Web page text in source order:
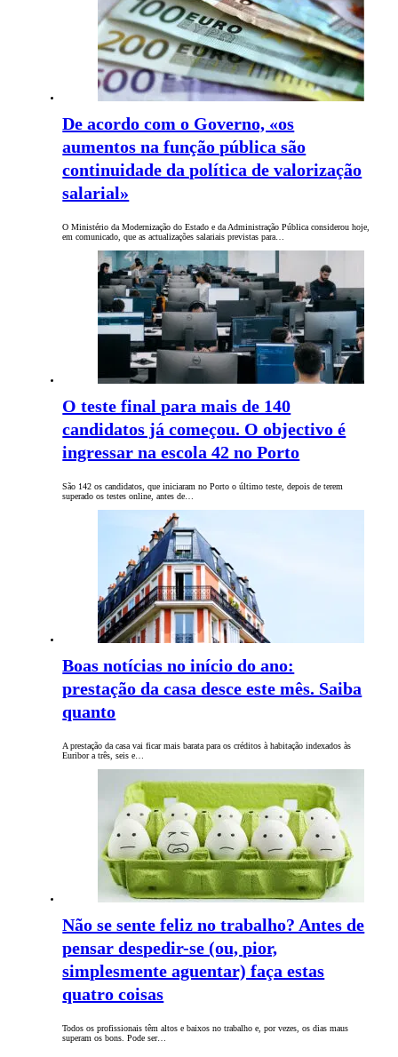
De acordo com o Governo, «os
aumentos na função pública são
continuidade da política de valorização
salarial»
O Ministério da Modernização do Estado e da Administração Pública considerou hoje,
em comunicado, que as actualizações salariais previstas para…
O teste final para mais de 140
candidatos já começou. O objectivo é
ingressar na escola 42 no Porto
São 142 os candidatos, que iniciaram no Porto o último teste, depois de terem
superado os testes online, antes de…
Boas notícias no início do ano:
prestação da casa desce este mês. Saiba
quanto
A prestação da casa vai ficar mais barata para os créditos à habitação indexados às
Euribor a três, seis e…
Não se sente feliz no trabalho? Antes de
pensar despedir-se (ou, pior,
simplesmente aguentar) faça estas
quatro coisas
Todos os profissionais têm altos e baixos no trabalho e, por vezes, os dias maus
superam os bons. Pode ser…